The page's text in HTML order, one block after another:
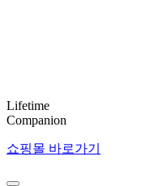
Lifetime
Companion
쇼핑몰 바로가기